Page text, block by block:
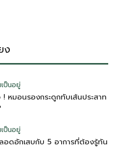
ง
ป็นอยู่
หมอนรองกระดูกทับเส้นประสาท
ป็นอยู่
อดอักเสบกับ 5 อาการที่ต้องรู้ทัน